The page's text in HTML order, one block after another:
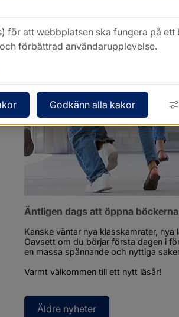
Äntligen dags att öppna
Kanske väntar nya klasskamrater, nya
Oavsett om du börjar första dagen i
en massa spännande och nyttiga
Varmt välkommen till ett nytt läsår!
Äldre nyheter
för att webbplatsen ska fungera på
förbättrad användarupplevelse.
Godkänn alla kakor